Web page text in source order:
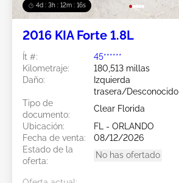
4d : 3h : 12m : 13s
2016 KIA Forte 1.8L
Ít #:
45******
Kilometraje:
180,513 millas
Daño:
Izquierda
trasera/Desconocido
Tipo de
documento:
Clear Florida
Ubicación:
FL - ORLANDO
Fecha de venta:
08/12/2026
Estado de la
oferta:
No has ofertado